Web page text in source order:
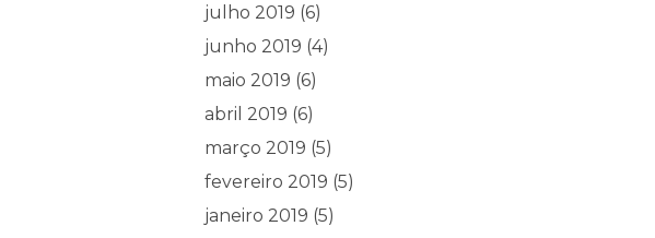
julho 2019 (6)
junho 2019 (4)
maio 2019 (6)
abril 2019 (6)
março 2019 (5)
fevereiro 2019 (5)
janeiro 2019 (5)